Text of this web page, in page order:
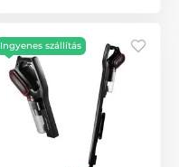
Ingyenes szállítás